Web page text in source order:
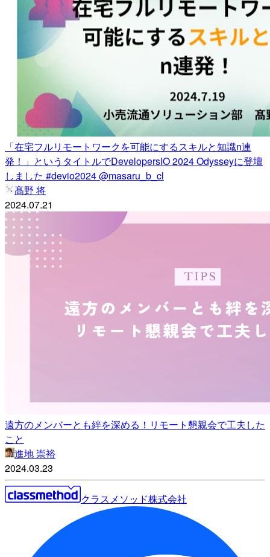
「在宅フルリモートワークを可能にするスキルと知識n連
発！」というタイトルでDevelopersIO 2024 Odysseyに登壇
しました #devio2024 @masaru_b_cl
髙野 将
2024.07.21
遠方のメンバーとも絆を深める！リモート懇親会で工夫した
こと
進地 崇裕
2024.03.23
クラスメソッド株式会社